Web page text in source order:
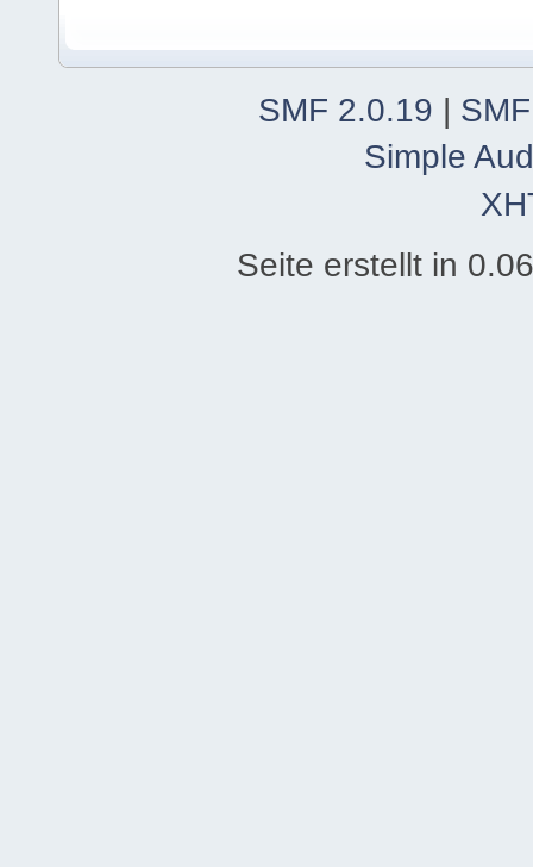
SMF 2.0.19 |
Simple
Seite erstellt in